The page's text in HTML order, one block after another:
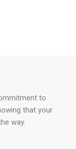
to
that your
way.